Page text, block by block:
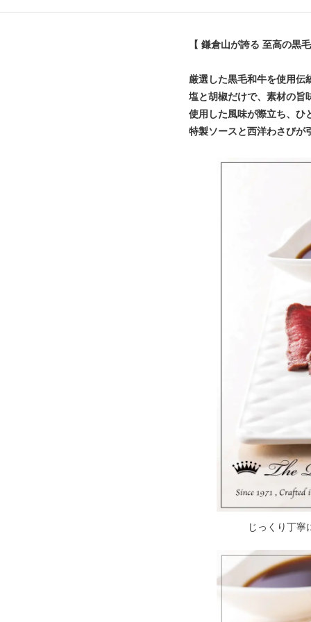
【 鎌倉山が誇る 至高の黒
厳選した黒毛和牛を使用伝
塩と胡椒だけで、素材の旨
使用した風味が際立ち、ひ
特製ソースと西洋わさびが
じっくり丁寧